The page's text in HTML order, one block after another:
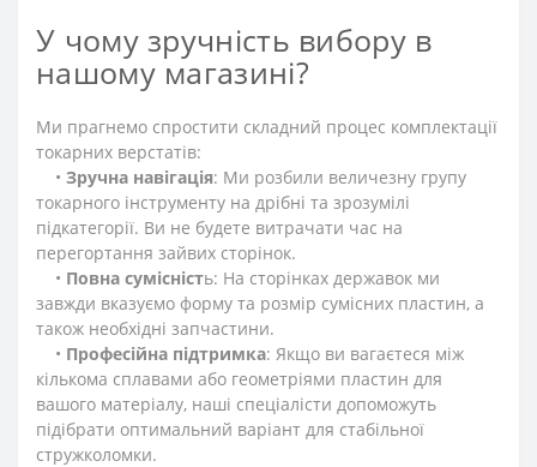
У чому зручність вибору в
нашому магазині?
Ми прагнемо спростити складний процес комплектації
токарних верстатів:
• Зручна навігація: Ми розбили величезну групу
токарного інструменту на дрібні та зрозумілі
підкатегорії. Ви не будете витрачати час на
перегортання зайвих сторінок.
• Повна сумісність: На сторінках державок ми
завжди вказуємо форму та розмір сумісних пластин, а
також необхідні запчастини.
• Професійна підтримка: Якщо ви вагаєтеся між
кількома сплавами або геометріями пластин для
вашого матеріалу, наші спеціалісти допоможуть
підібрати оптимальний варіант для стабільної
стружколомки.